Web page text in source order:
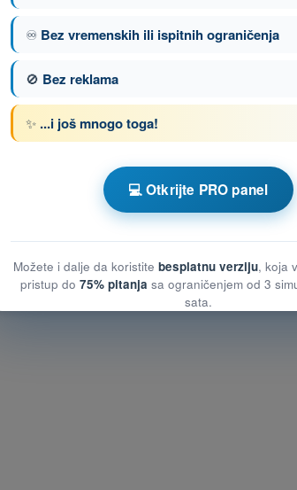
20 od 58
DRON STS - Potvrda o osposobljenosti
♾️ Bez vremenskih ili ispitnih ograničenja
🚫 Bez reklama
✨ ...i još mnogo toga!
💻 Otkrijte PRO panel
Možete i dalje da koristite besplatnu verziju, koja
pristup do 75% pitanja sa ograničenjem od 3
sata.